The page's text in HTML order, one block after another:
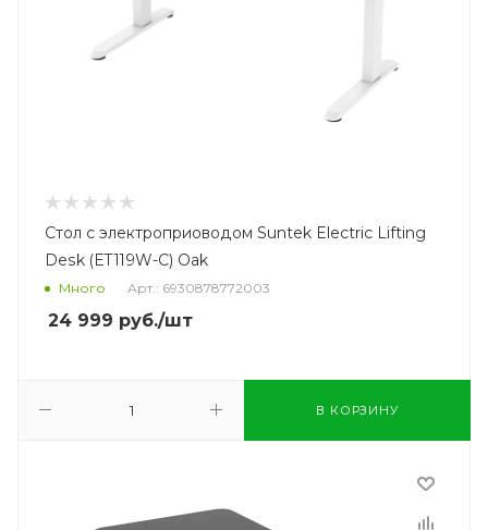
Стол с электроприоводом Suntek Electric Lifting
Desk (ET119W-C) Oak
Много Арт.: 6930878772003
24 999 руб./шт
В КОРЗИНУ